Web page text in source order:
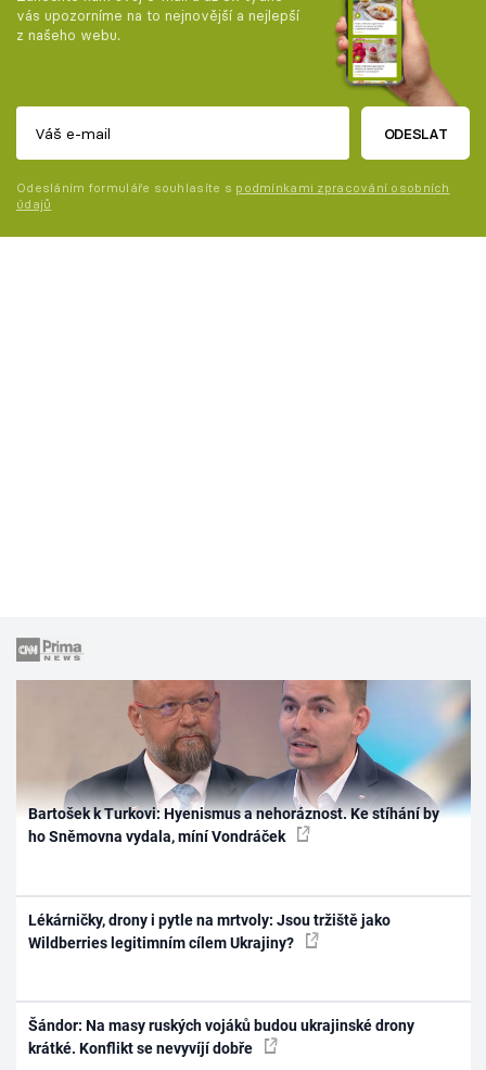
vás upozorníme na to nejnovější a nejlepší
z našeho webu.
ODESLAT
Odesláním formuláře souhlasíte s podmínkami zpracování osobních
údajů
Bartošek k Turkovi: Hyenismus a nehoráznost. Ke stíhání by
ho Sněmovna vydala, míní Vondráček
Lékárničky, drony i pytle na mrtvoly: Jsou tržiště jako
Wildberries legitimním cílem Ukrajiny?
Šándor: Na masy ruských vojáků budou ukrajinské drony
krátké. Konflikt se nevyvíjí dobře